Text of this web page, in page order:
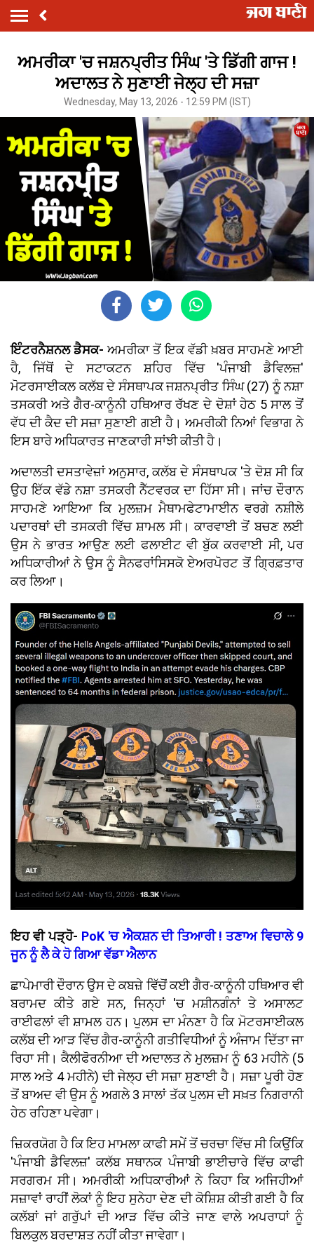
ਅਮਰੀਕਾ 'ਚ ਜਸ਼ਨਪ੍ਰੀਤ ਸਿੰਘ 'ਤੇ ਡਿੱਗੀ ਗਾਜ !
ਅਦਾਲਤ ਨੇ ਸੁਣਾਈ ਜੇਲ੍ਹ ਦੀ ਸਜ਼ਾ
Wednesday, May 13, 2026 - 12:59 PM (IST)
ਇੰਟਰਨੈਸ਼ਨਲ ਡੈਸਕ- ਅਮਰੀਕਾ ਤੋਂ ਇਕ ਵੱਡੀ ਖ਼ਬਰ ਸਾਹਮਣੇ ਆਈ
ਹੈ, ਜਿੱਥੋਂ ਦੇ ਸਟਾਕਟਨ ਸ਼ਹਿਰ ਵਿੱਚ 'ਪੰਜਾਬੀ ਡੈਵਿਲਜ਼'
ਮੋਟਰਸਾਈਕਲ ਕਲੱਬ ਦੇ ਸੰਸਥਾਪਕ ਜਸ਼ਨਪ੍ਰੀਤ ਸਿੰਘ (27) ਨੂੰ ਨਸ਼ਾ
ਤਸਕਰੀ ਅਤੇ ਗੈਰ-ਕਾਨੂੰਨੀ ਹਥਿਆਰ ਰੱਖਣ ਦੇ ਦੋਸ਼ਾਂ ਹੇਠ 5 ਸਾਲ ਤੋਂ
ਵੱਧ ਦੀ ਕੈਦ ਦੀ ਸਜ਼ਾ ਸੁਣਾਈ ਗਈ ਹੈ। ਅਮਰੀਕੀ ਨਿਆਂ ਵਿਭਾਗ ਨੇ
ਇਸ ਬਾਰੇ ਅਧਿਕਾਰਤ ਜਾਣਕਾਰੀ ਸਾਂਝੀ ਕੀਤੀ ਹੈ।
ਅਦਾਲਤੀ ਦਸਤਾਵੇਜ਼ਾਂ ਅਨੁਸਾਰ, ਕਲੱਬ ਦੇ ਸੰਸਥਾਪਕ 'ਤੇ ਦੋਸ਼ ਸੀ ਕਿ
ਉਹ ਇੱਕ ਵੱਡੇ ਨਸ਼ਾ ਤਸਕਰੀ ਨੈੱਟਵਰਕ ਦਾ ਹਿੱਸਾ ਸੀ। ਜਾਂਚ ਦੌਰਾਨ
ਸਾਹਮਣੇ ਆਇਆ ਕਿ ਮੁਲਜ਼ਮ ਮੈਥਾਮਫੇਟਾਮਾਈਨ ਵਰਗੇ ਨਸ਼ੀਲੇ
ਪਦਾਰਥਾਂ ਦੀ ਤਸਕਰੀ ਵਿੱਚ ਸ਼ਾਮਲ ਸੀ। ਕਾਰਵਾਈ ਤੋਂ ਬਚਣ ਲਈ
ਉਸ ਨੇ ਭਾਰਤ ਆਉਣ ਲਈ ਫਲਾਈਟ ਵੀ ਬੁੱਕ ਕਰਵਾਈ ਸੀ, ਪਰ
ਅਧਿਕਾਰੀਆਂ ਨੇ ਉਸ ਨੂੰ ਸੈਨਫਰਾਂਸਿਸਕੋ ਏਅਰਪੋਰਟ ਤੋਂ ਗ੍ਰਿਫ਼ਤਾਰ
ਕਰ ਲਿਆ।
ਇਹ ਵੀ ਪੜ੍ਹੋ- PoK 'ਚ ਐਕਸ਼ਨ ਦੀ ਤਿਆਰੀ ! ਤਣਾਅ ਵਿਚਾਲੇ 9
ਜੂਨ ਨੂੰ ਲੈ ਕੇ ਹੋ ਗਿਆ ਵੱਡਾ ਐਲਾਨ
ਛਾਪੇਮਾਰੀ ਦੌਰਾਨ ਉਸ ਦੇ ਕਬਜ਼ੇ ਵਿੱਚੋਂ ਕਈ ਗੈਰ-ਕਾਨੂੰਨੀ ਹਥਿਆਰ ਵੀ
ਬਰਾਮਦ ਕੀਤੇ ਗਏ ਸਨ, ਜਿਨ੍ਹਾਂ 'ਚ ਮਸ਼ੀਨਗੰਨਾਂ ਤੇ ਅਸਾਲਟ
ਰਾਈਫਲਾਂ ਵੀ ਸ਼ਾਮਲ ਹਨ। ਪੁਲਸ ਦਾ ਮੰਨਣਾ ਹੈ ਕਿ ਮੋਟਰਸਾਈਕਲ
ਕਲੱਬ ਦੀ ਆੜ ਵਿੱਚ ਗੈਰ-ਕਾਨੂੰਨੀ ਗਤੀਵਿਧੀਆਂ ਨੂੰ ਅੰਜਾਮ ਦਿੱਤਾ ਜਾ
ਰਿਹਾ ਸੀ। ਕੈਲੀਫੋਰਨੀਆ ਦੀ ਅਦਾਲਤ ਨੇ ਮੁਲਜ਼ਮ ਨੂੰ 63 ਮਹੀਨੇ (5
ਸਾਲ ਅਤੇ 4 ਮਹੀਨੇ) ਦੀ ਜੇਲ੍ਹ ਦੀ ਸਜ਼ਾ ਸੁਣਾਈ ਹੈ। ਸਜ਼ਾ ਪੂਰੀ ਹੋਣ
ਤੋਂ ਬਾਅਦ ਵੀ ਉਸ ਨੂੰ ਅਗਲੇ 3 ਸਾਲਾਂ ਤੱਕ ਪੁਲਸ ਦੀ ਸਖ਼ਤ ਨਿਗਰਾਨੀ
ਹੇਠ ਰਹਿਣਾ ਪਵੇਗਾ।
ਜ਼ਿਕਰਯੋਗ ਹੈ ਕਿ ਇਹ ਮਾਮਲਾ ਕਾਫੀ ਸਮੇਂ ਤੋਂ ਚਰਚਾ ਵਿੱਚ ਸੀ ਕਿਉਂਕਿ
'ਪੰਜਾਬੀ ਡੈਵਿਲਜ਼' ਕਲੱਬ ਸਥਾਨਕ ਪੰਜਾਬੀ ਭਾਈਚਾਰੇ ਵਿੱਚ ਕਾਫੀ
ਸਰਗਰਮ ਸੀ। ਅਮਰੀਕੀ ਅਧਿਕਾਰੀਆਂ ਨੇ ਕਿਹਾ ਕਿ ਅਜਿਹੀਆਂ
ਸਜ਼ਾਵਾਂ ਰਾਹੀਂ ਲੋਕਾਂ ਨੂੰ ਇਹ ਸੁਨੇਹਾ ਦੇਣ ਦੀ ਕੋਸ਼ਿਸ਼ ਕੀਤੀ ਗਈ ਹੈ ਕਿ
ਕਲੱਬਾਂ ਜਾਂ ਗਰੁੱਪਾਂ ਦੀ ਆੜ ਵਿੱਚ ਕੀਤੇ ਜਾਣ ਵਾਲੇ ਅਪਰਾਧਾਂ ਨੂੰ
ਬਿਲਕੁਲ ਬਰਦਾਸ਼ਤ ਨਹੀਂ ਕੀਤਾ ਜਾਵੇਗਾ।